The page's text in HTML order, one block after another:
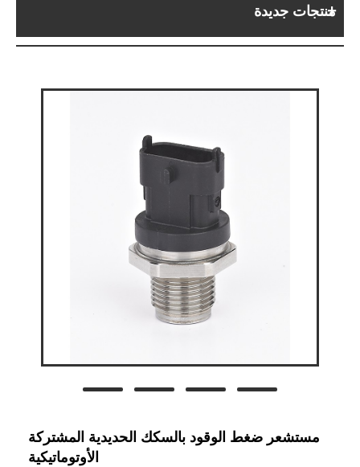
منتجات جديدة
مستشعر ضغط الوقود بالسكك الحديدية المشتركة
الأوتوماتيكية